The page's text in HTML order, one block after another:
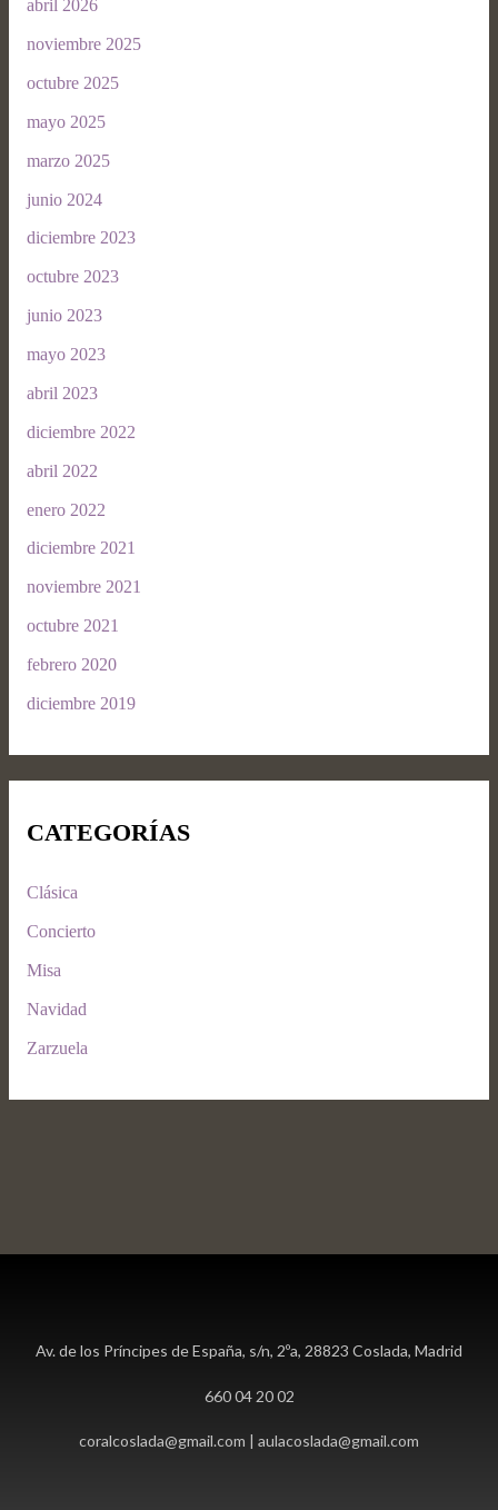
abril 2026
noviembre 2025
octubre 2025
mayo 2025
marzo 2025
junio 2024
diciembre 2023
octubre 2023
junio 2023
mayo 2023
abril 2023
diciembre 2022
abril 2022
enero 2022
diciembre 2021
noviembre 2021
octubre 2021
febrero 2020
diciembre 2019
CATEGORÍAS
Clásica
Concierto
Misa
Navidad
Zarzuela
Av. de los Príncipes de España, s/n, 2ºa, 28823 Coslada, Madrid
660 04 20 02
coralcoslada@gmail.com | aulacoslada@gmail.com